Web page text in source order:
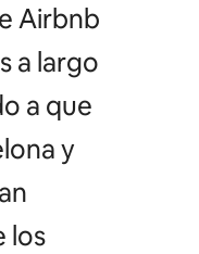
Airbnb
a largo
a que
y
los